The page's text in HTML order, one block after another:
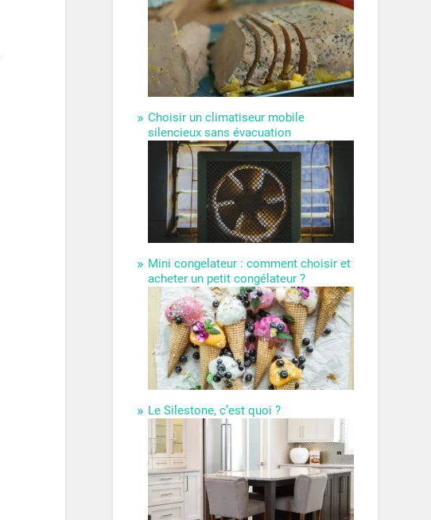
Choisir un climatiseur mobile
silencieux sans évacuation
Mini congelateur : comment choisir et
acheter un petit congélateur ?
Le Silestone, c’est quoi ?